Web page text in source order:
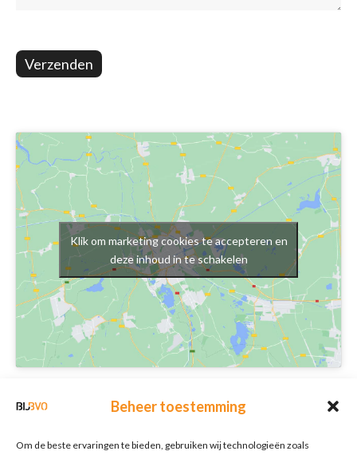
Beheer toestemming
Om de beste ervaringen te bieden, gebruiken wij technologieën zoals
Verzenden
Klik om marketing cookies te accepteren en
deze inhoud in te schakelen